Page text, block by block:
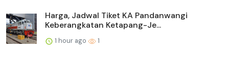
Harga, Jadwal Tiket KA Pandanwangi
Keberangkatan Ketapang-Je...
1 hour ago 1